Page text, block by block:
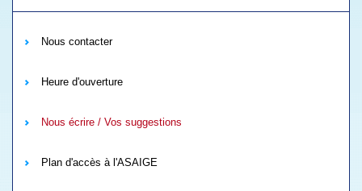
Nous contacter
Heure d'ouverture
Nous écrire / Vos suggestions
Plan d'accès à l'ASAIGE